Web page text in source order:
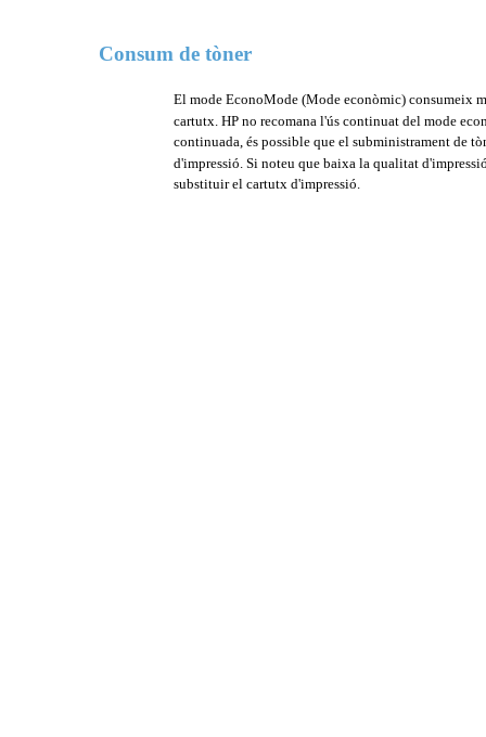
Consum de tòner
El mode EconoMode (Mode econòmic) consumeix
cartutx. HP no recomana l'ús continuat del mode
continuada, és possible que el subministrament de
d'impressió. Si noteu que baixa la qualitat
substituir el cartutx d'impressió.